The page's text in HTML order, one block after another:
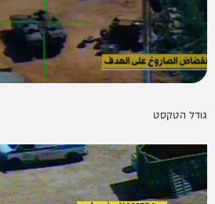
גודל הטקסט